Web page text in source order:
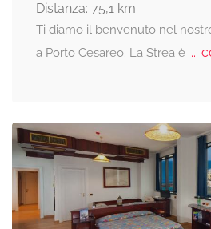
Distanza: 75,1 km
Ti diamo il benvenuto nel
a Porto Cesareo. La Strea è...